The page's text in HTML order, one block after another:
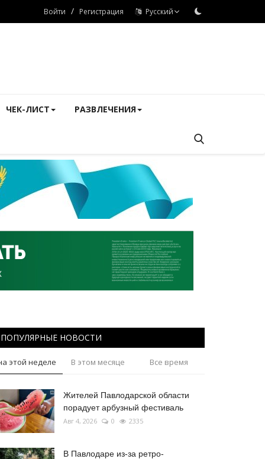
Войти / Регистрация Русский
ЧЕК-ЛИСТ РАЗВЛЕЧЕНИЯ
ПОПУЛЯРНЫЕ НОВОСТИ
этой неделе В этом месяце Все время
Жителей Павлодарской области
порадует арбузный фестиваль
Авг 4, 2026 0 2335
В Павлодаре из-за ретро-